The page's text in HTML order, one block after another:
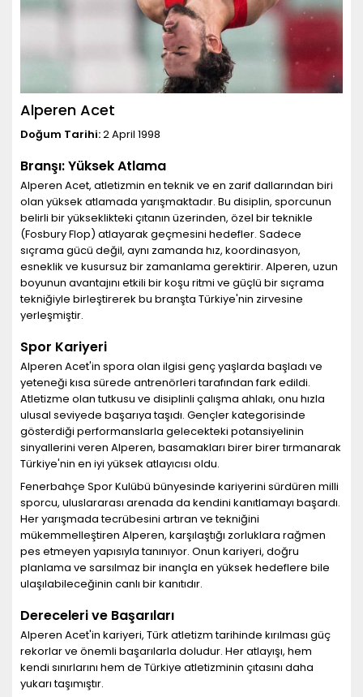
Alperen Acet
Doğum Tarihi:2 April 1998
Branşı: Yüksek Atlama
Alperen Acet, atletizmin en teknik ve en zarif dallarından biri
olan yüksek atlamada yarışmaktadır. Bu disiplin, sporcunun
belirli bir yükseklikteki çıtanın üzerinden, özel bir teknikle
(Fosbury Flop) atlayarak geçmesini hedefler. Sadece
sıçrama gücü değil, aynı zamanda hız, koordinasyon,
esneklik ve kusursuz bir zamanlama gerektirir. Alperen, uzun
boyunun avantajını etkili bir koşu ritmi ve güçlü bir sıçrama
tekniğiyle birleştirerek bu branşta Türkiye'nin zirvesine
yerleşmiştir.
Spor Kariyeri
Alperen Acet'in spora olan ilgisi genç yaşlarda başladı ve
yeteneği kısa sürede antrenörleri tarafından fark edildi.
Atletizme olan tutkusu ve disiplinli çalışma ahlakı, onu hızla
ulusal seviyede başarıya taşıdı. Gençler kategorisinde
gösterdiği performanslarla gelecekteki potansiyelinin
sinyallerini veren Alperen, basamakları birer birer tırmanarak
Türkiye'nin en iyi yüksek atlayıcısı oldu.
Fenerbahçe Spor Kulübü bünyesinde kariyerini sürdüren milli
sporcu, uluslararası arenada da kendini kanıtlamayı başardı.
Her yarışmada tecrübesini artıran ve tekniğini
mükemmelleştiren Alperen, karşılaştığı zorluklara rağmen
pes etmeyen yapısıyla tanınıyor. Onun kariyeri, doğru
planlama ve sarsılmaz bir inançla en yüksek hedeflere bile
ulaşılabileceğinin canlı bir kanıtıdır.
Dereceleri ve Başarıları
Alperen Acet'in kariyeri, Türk atletizm tarihinde kırılması güç
rekorlar ve önemli başarılarla doludur. Her atlayışı, hem
kendi sınırlarını hem de Türkiye atletizminin çıtasını daha
yukarı taşımıştır.